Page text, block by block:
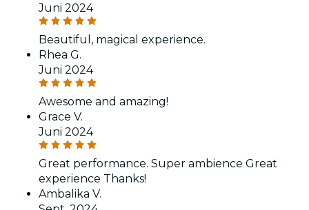
Juni 2024
Beautiful, magical experience.
Rhea G.
Juni 2024
Awesome and amazing!
Grace V.
Juni 2024
Great performance. Super ambience Great
experience Thanks!
Ambalika V.